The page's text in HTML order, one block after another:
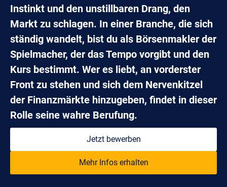
Instinkt und den unstillbaren Drang, den
Markt zu schlagen. In einer Branche, die sich
ständig wandelt, bist du als Börsenmakler der
Spielmacher, der das Tempo vorgibt und den
Kurs bestimmt. Wer es liebt, an vorderster
Front zu stehen und sich dem Nervenkitzel
der Finanzmärkte hinzugeben, findet in dieser
Rolle seine wahre Berufung.
Jetzt bewerben
Mehr Infos erhalten